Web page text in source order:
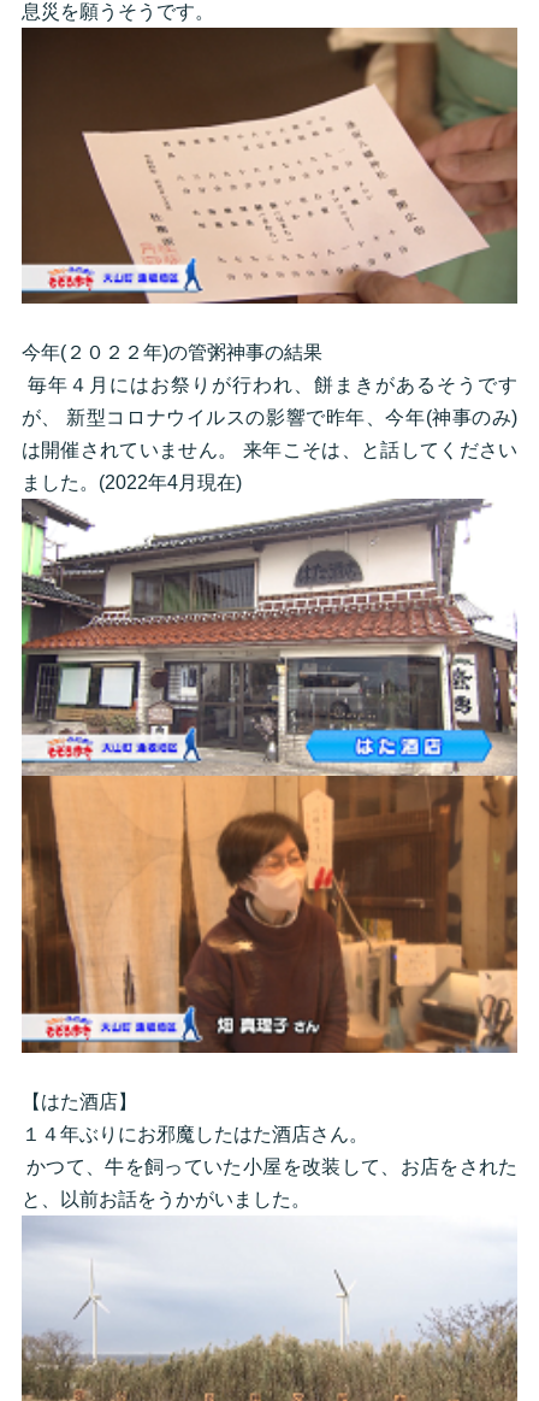
息災を願うそうです。
今年(２０２２年)の管粥神事の結果
毎年４月にはお祭りが行われ、餅まきがあるそうです
が、 新型コロナウイルスの影響で昨年、今年(神事のみ)
は開催されていません。 来年こそは、と話してください
ました。(2022年4月現在)
【はた酒店】
１４年ぶりにお邪魔したはた酒店さん。
かつて、牛を飼っていた小屋を改装して、お店をされた
と、以前お話をうかがいました。